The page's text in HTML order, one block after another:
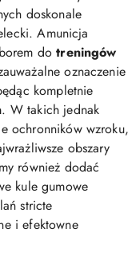
doskonale
Amunicja
dotreningów
oznaczenie
kompletnie
W takich jednak
ochronników wzroku,
obszary
również dodać
kule gumowe
stricte
i efektowne